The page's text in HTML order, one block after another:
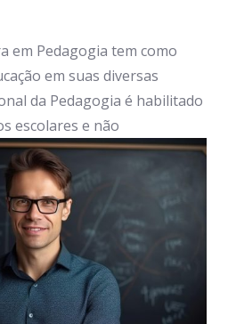
em Pedagogia tem como
em suas diversas
da Pedagogia é habilitado
escolares e não